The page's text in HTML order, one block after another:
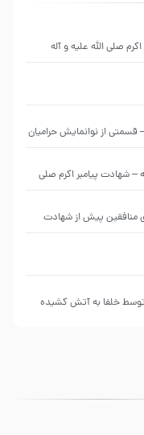
صلی الله علیه و آله
قسمتی از نوانمایش حرامیان
– شهادت پیامبر اکرم صلی
منافقین پیش از شهادت
توسط خلفا به آتش کشیده